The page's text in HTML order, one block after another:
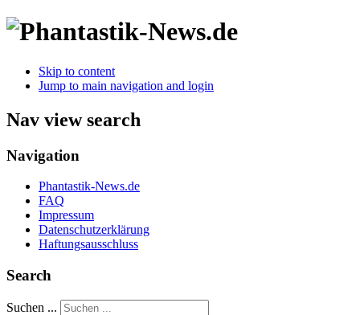
Skip to content
Jump to main navigation and login
Nav view search
Navigation
Phantastik-News.de
FAQ
Impressum
Datenschutzerklärung
Haftungsausschluss
Search
Suchen ...